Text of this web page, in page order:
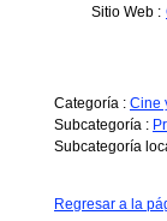
Sitio Web :
Categoría : Cine
Subcategoría :
Subcategoría
Regresar a la